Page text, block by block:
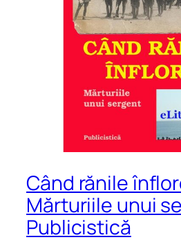
Când rănile
Mărturiile unui
Publicistică